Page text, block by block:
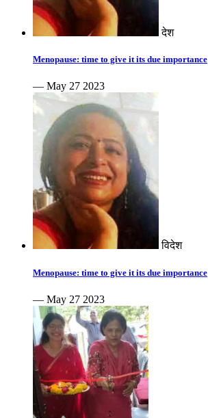
देश
Menopause: time to give it its due importance
— May 27 2023
विदेश
Menopause: time to give it its due importance
— May 27 2023